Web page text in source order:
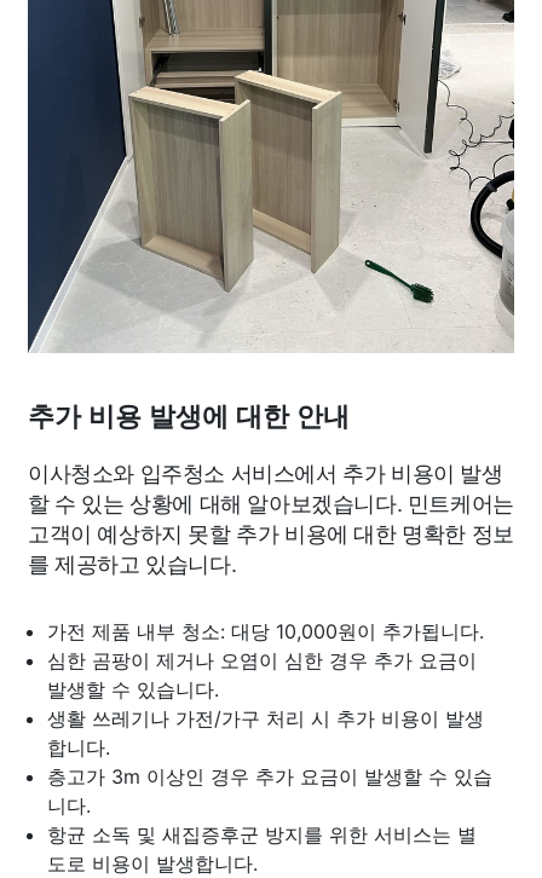
추가 비용 발생에 대한 안내
이사청소와 입주청소 서비스에서 추가 비용이 발생
할 수 있는 상황에 대해 알아보겠습니다. 민트케어는
고객이 예상하지 못할 추가 비용에 대한 명확한 정보
를 제공하고 있습니다.
가전 제품 내부 청소: 대당 10,000원이 추가됩니다.
심한 곰팡이 제거나 오염이 심한 경우 추가 요금이
발생할 수 있습니다.
생활 쓰레기나 가전/가구 처리 시 추가 비용이 발생
합니다.
층고가 3m 이상인 경우 추가 요금이 발생할 수 있습
니다.
항균 소독 및 새집증후군 방지를 위한 서비스는 별
도로 비용이 발생합니다.